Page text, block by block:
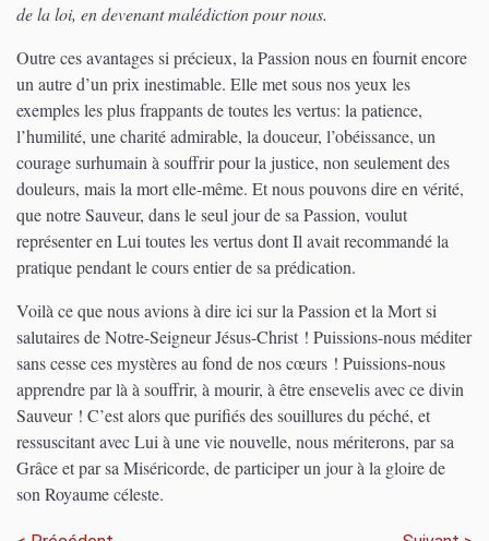
de la loi, en devenant malédiction pour nous.
Outre ces avantages si précieux, la Passion nous en fournit encore
un autre d’un prix inestimable. Elle met sous nos yeux les
exemples les plus frappants de toutes les vertus: la patience,
l’humilité, une charité admirable, la douceur, l’obéissance, un
courage surhumain à souffrir pour la justice, non seulement des
douleurs, mais la mort elle-même. Et nous pouvons dire en vérité,
que notre Sauveur, dans le seul jour de sa Passion, voulut
représenter en Lui toutes les vertus dont Il avait recommandé la
pratique pendant le cours entier de sa prédication.
Voilà ce que nous avions à dire ici sur la Passion et la Mort si
salutaires de Notre-Seigneur Jésus-Christ ! Puissions-nous méditer
sans cesse ces mystères au fond de nos cœurs ! Puissions-nous
apprendre par là à souffrir, à mourir, à être ensevelis avec ce divin
Sauveur ! C’est alors que purifiés des souillures du péché, et
ressuscitant avec Lui à une vie nouvelle, nous mériterons, par sa
Grâce et par sa Miséricorde, de participer un jour à la gloire de
son Royaume céleste.